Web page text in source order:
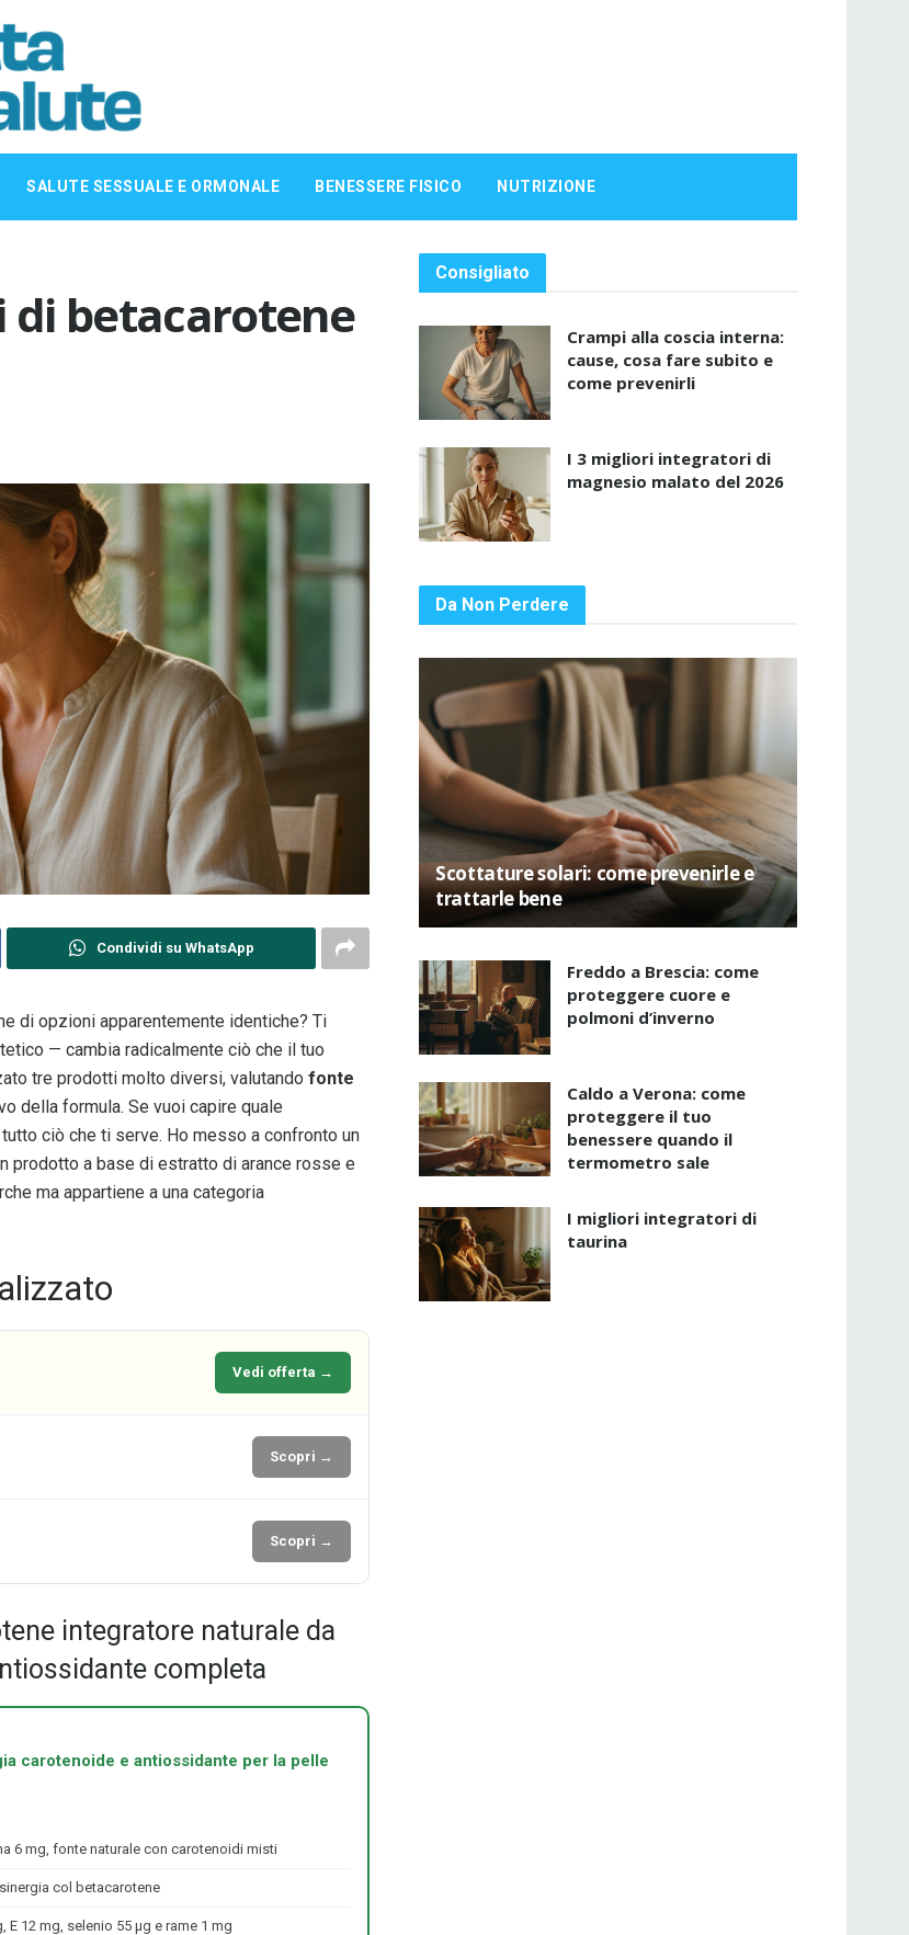
SALUTE SESSUALE E ORMONALE BENESSERE FISICO NUTRIZIONE
betacarotene
Condividi su WhatsApp
di opzioni apparentemente identiche? Ti
— cambia radicalmente ciò che il tuo
tre prodotti molto diversi, valutando fonte
della formula. Se vuoi capire quale
ciò che ti serve. Ho messo a confronto un
prodotto a base di estratto di arance rosse e
ma appartiene a una categoria
Vedi offerta →
Scopri →
Scopri →
integratore naturale da
completa
carotenoide e antiossidante per la pelle
6 mg, fonte naturale con carotenoidi misti
col betacarotene
E 12 mg, selenio 55 μg e rame 1 mg
Consigliato
Crampi alla coscia interna:
cause, cosa fare subito e
come prevenirli
I 3 migliori integratori di
magnesio malato del 2026
Da Non Perdere
Scottature solari: come prevenirle e
trattarle bene
Freddo a Brescia: come
proteggere cuore e
polmoni d’inverno
Caldo a Verona: come
proteggere il tuo
benessere quando il
termometro sale
I migliori integratori di
taurina